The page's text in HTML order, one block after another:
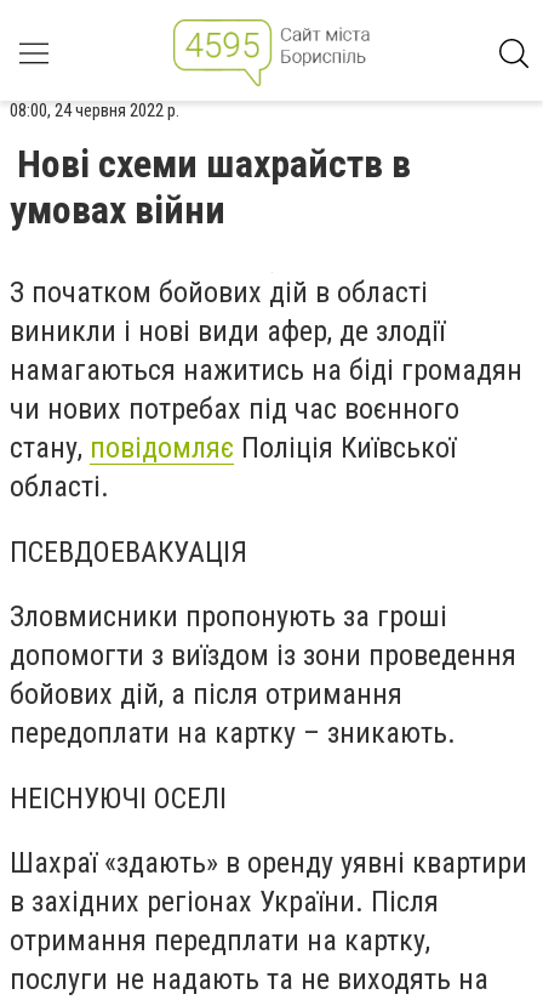
08:00, 24 червня 2022 р.
Нові схеми шахрайств в
умовах війни
З початком бойових дій в області
виникли і нові види афер, де злодії
намагаються нажитись на біді громадян
чи нових потребах під час воєнного
стану, повідомляє Поліція Київської
області.
ПСЕВДОЕВАКУАЦІЯ
Зловмисники пропонують за гроші
допомогти з виїздом із зони проведення
бойових дій, а після отримання
передоплати на картку – зникають.
НЕІСНУЮЧІ ОСЕЛІ
Шахраї «здають» в оренду уявні квартири
в західних регіонах України. Після
отримання передплати на картку,
послуги не надають та не виходять на